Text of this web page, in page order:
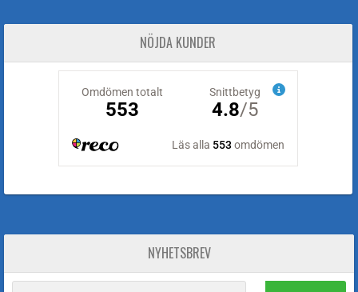
NÖJDA KUNDER
NYHETSBREV